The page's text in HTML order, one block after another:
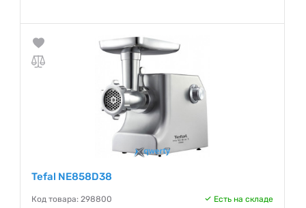
Гарантия:12 месяцев
Tefal NE858D38
Код товара: 298800 Есть на складе